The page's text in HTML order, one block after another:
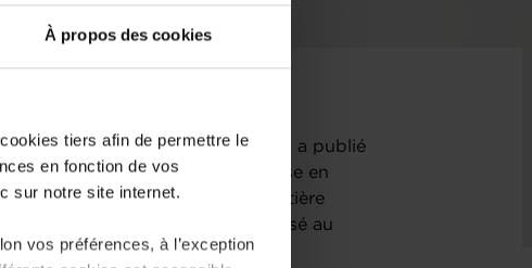
À propos des cookies
tiers afin de permettre le
en fonction de vos
sur notre site internet.
vos préférences, à l’exception
du management (IMD) a publié
2024. Le Luxembourg s’y classe en
particulièrement en matière
revanche, le pays se voit pénalisé au
d’œuvre.